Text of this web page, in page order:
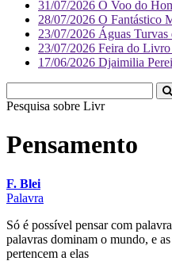
31/07/2026 O Voo do
28/07/2026 O Fantástico
23/07/2026 Águas
23/07/2026 Feira do Livro
17/06/2026 Djaimilia
Pesquisa sobre Literatura
Pensamento
F. Blei
Palavra
Só é possível pensar com
palavras dominam o mundo, e
pertencem a elas